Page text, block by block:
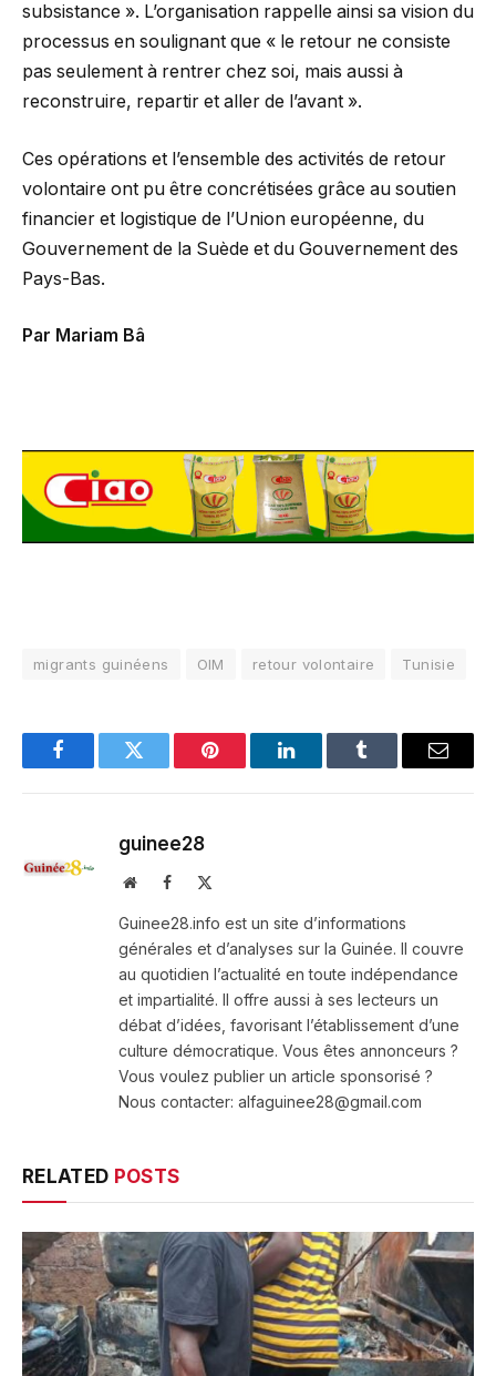
subsistance ». L’organisation rappelle ainsi sa vision du
processus en soulignant que « le retour ne consiste
pas seulement à rentrer chez soi, mais aussi à
reconstruire, repartir et aller de l’avant ».
Ces opérations et l’ensemble des activités de retour
volontaire ont pu être concrétisées grâce au soutien
financier et logistique de l’Union européenne, du
Gouvernement de la Suède et du Gouvernement des
Pays-Bas.
Par Mariam Bâ
migrants guinéens OIM retour volontaire Tunisie
FacebookTwitter Pinterest LinkedInTumblr Email
guinee28
WebsiteFacebook
Guinee28.info est un site d’informations
générales et d’analyses sur la Guinée. Il couvre
au quotidien l’actualité en toute indépendance
et impartialité. Il offre aussi à ses lecteurs un
débat d’idées, favorisant l’établissement d’une
culture démocratique. Vous êtes annonceurs ?
Vous voulez publier un article sponsorisé ?
Nous contacter: alfaguinee28@gmail.com
RELATED POSTS